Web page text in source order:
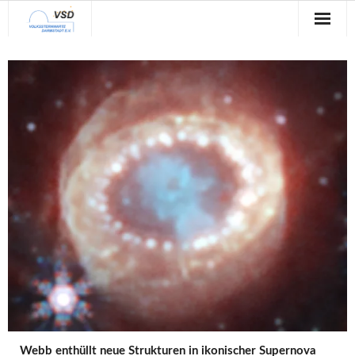
Veranstaltungen
Verein
Anfahrt
Kontakt
Webb enthüllt neue Strukturen in ikonischer Supernova